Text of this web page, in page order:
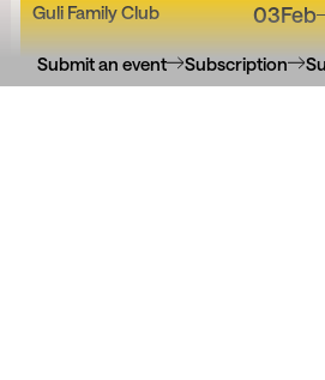
Guli Family Club 03Feb
Submit an event Subscription